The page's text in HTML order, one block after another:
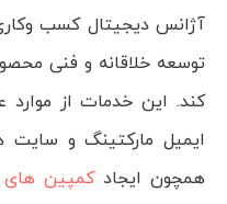
آژانس دیجیتال کسب
توسعه خلاقانه و فنی
کند. این خدمات از
ایمیل مارکتینگ و
همچون ایجادکمپین های